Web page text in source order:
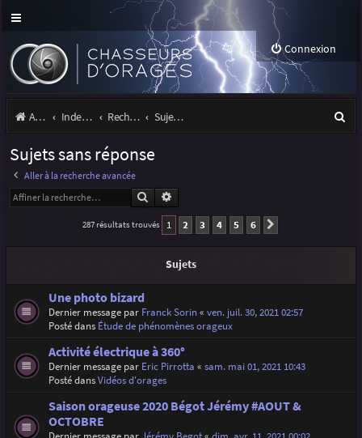
Connexion
Accueil Index du forum Rechercher Sujets sans réponse
h
Sujets sans réponse
Aller à la recherche avancée
Rechercher
287 résultats trouvés 1 2 3 4 5 6
Sujets
Une photo bizard
Dernier message par Franck Sorin« ven. juil. 30, 2021 02:57
Posté dans Étude de phénomènes orageux
Activité électrique à 360°
Dernier message par Eric Pirrotta « sam. mai 01, 2021 10:43
Posté dansVidéos d'orages
Saison orageuse 2020 Bégot Jérémy #AOUT &
OCTOBRE